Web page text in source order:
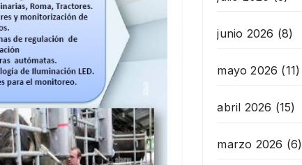
junio 2026 (8)
mayo 2026 (11)
abril 2026 (15)
marzo 2026 (6)